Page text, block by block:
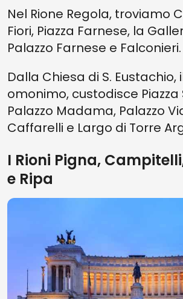
Nel Rione Regola, troviamo
Fiori, Piazza Farnese, la
Palazzo Farnese e Falconieri.
Dalla Chiesa di S. Eustachio,
omonimo, custodisce Piazza
Palazzo Madama, Palazzo
Caffarelli e Largo di Torre
I Rioni Pigna,
e Ripa